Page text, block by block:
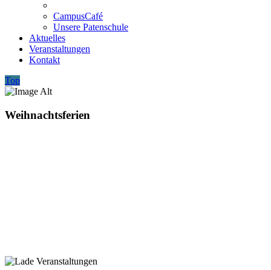
CampusCafé
Unsere Patenschule
Aktuelles
Veranstaltungen
Kontakt
Top
Weihnachtsferien